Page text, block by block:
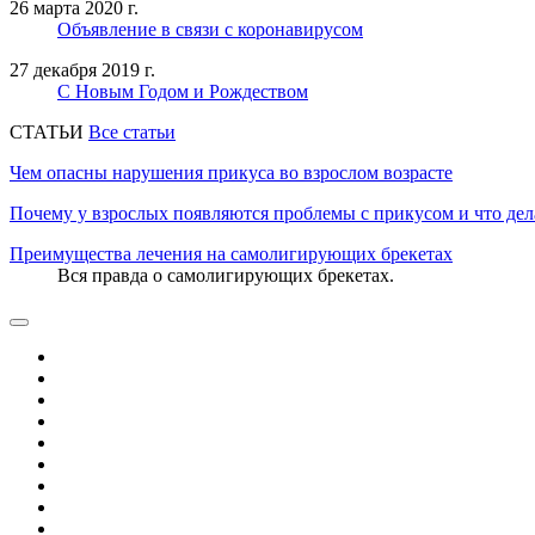
26 марта 2020 г.
Объявление в связи с коронавирусом
27 декабря 2019 г.
С Новым Годом и Рождеством
CТАТЬИ Все статьи
Чем опасны нарушения прикуса во взрослом возрасте
Почему у взрослых появляются проблемы с прикусом и что
Преимущества лечения на самолигирующих брекетах
Вся правда о самолигирующих брекетах.